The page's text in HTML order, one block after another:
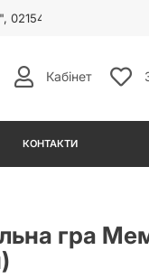
02154
Кабінет
КОНТАКТИ
гра